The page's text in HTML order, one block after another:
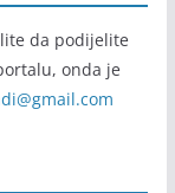
da podijelite
onda je